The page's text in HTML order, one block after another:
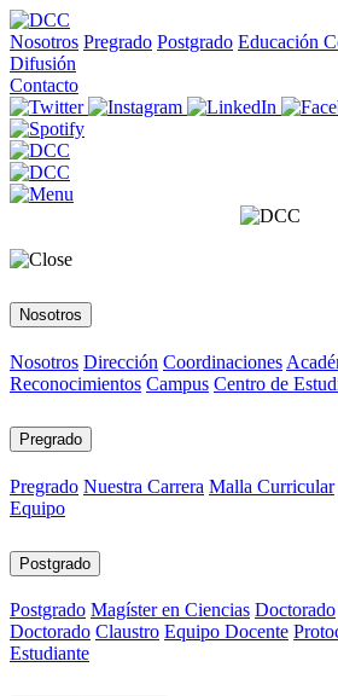
Nosotros Pregrado Postgrado Educación
Difusión
Contacto
Nosotros
Nosotros Dirección Coordinaciones
Reconocimientos Campus Centro de
Pregrado
Pregrado Nuestra Carrera Malla Curricular
Equipo
Postgrado
Postgrado Magíster en Ciencias Doctorado
Doctorado Claustro Equipo Docente
Estudiante